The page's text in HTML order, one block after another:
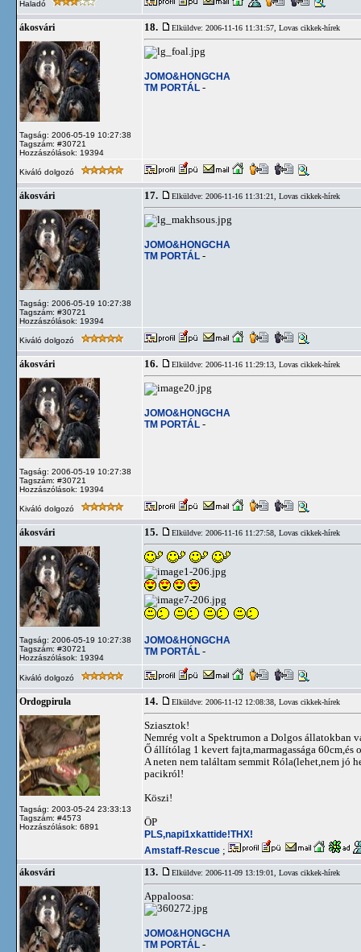
Haladó
ákosvári
Tagság: 2006-05-19 10:27:38
Tagszám: #30721
Hozzászólások: 19394
18. Elküldve: 2006-11-16 11:31:57, Lovas cikkek-hírek
JOMO&HONGCHA
TM PORTÁL -
Kiváló dolgozó
ákosvári
Tagság: 2006-05-19 10:27:38
Tagszám: #30721
Hozzászólások: 19394
17. Elküldve: 2006-11-16 11:31:21, Lovas cikkek-hírek
JOMO&HONGCHA
TM PORTÁL -
Kiváló dolgozó
ákosvári
Tagság: 2006-05-19 10:27:38
Tagszám: #30721
Hozzászólások: 19394
16. Elküldve: 2006-11-16 11:29:13, Lovas cikkek-hírek
JOMO&HONGCHA
TM PORTÁL -
Kiváló dolgozó
ákosvári
Tagság: 2006-05-19 10:27:38
Tagszám: #30721
Hozzászólások: 19394
15. Elküldve: 2006-11-16 11:27:58, Lovas cikkek-hírek
JOMO&HONGCHA
TM PORTÁL -
Kiváló dolgozó
Ordogpirula
Tagság: 2003-05-24 23:33:13
Tagszám: #4573
Hozzászólások: 6891
14. Elküldve: 2006-11-12 12:08:38, Lovas cikkek-hírek
Sziasztok!
Nemrég volt a Spektrumon a Dolgos állatokban
Ő állítólag 1 kevert fajta,marmagassága 60cm,és
A neten nem találtam semmit Róla(lehet,nem jó
pacikról!
Köszi!
ÖP
PLS,napi1xkattide!THX!
Amstaff-Rescue ;
ákosvári 13. Elküldve: 2006-11-09 13:19:01, Lovas cikkek-hírek
Appaloosa:
JOMO&HONGCHA
TM PORTÁL -